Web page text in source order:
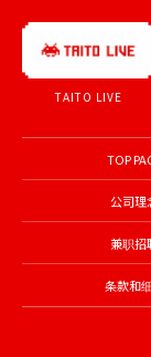
TAITO LIVE
TOP
公司理
兼职招
条款和